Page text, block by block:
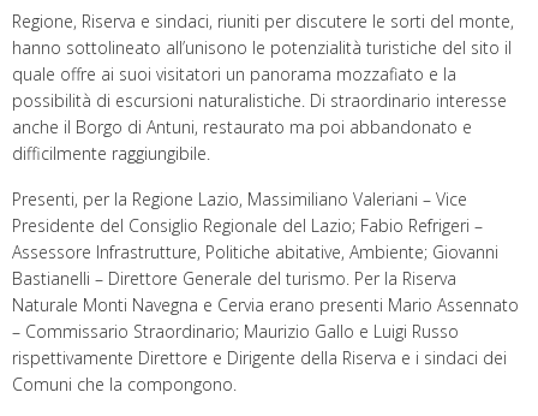
Regione, Riserva e sindaci, riuniti per discutere le sorti del monte,
hanno sottolineato all’unisono le potenzialità turistiche del sito il
quale offre ai suoi visitatori un panorama mozzafiato e la
possibilità di escursioni naturalistiche. Di straordinario interesse
anche il Borgo di Antuni, restaurato ma poi abbandonato e
difficilmente raggiungibile.
Presenti, per la Regione Lazio, Massimiliano Valeriani – Vice
Presidente del Consiglio Regionale del Lazio; Fabio Refrigeri –
Assessore Infrastrutture, Politiche abitative, Ambiente; Giovanni
Bastianelli – Direttore Generale del turismo. Per la Riserva
Naturale Monti Navegna e Cervia erano presenti Mario Assennato
– Commissario Straordinario; Maurizio Gallo e Luigi Russo
rispettivamente Direttore e Dirigente della Riserva e i sindaci dei
Comuni che la compongono.